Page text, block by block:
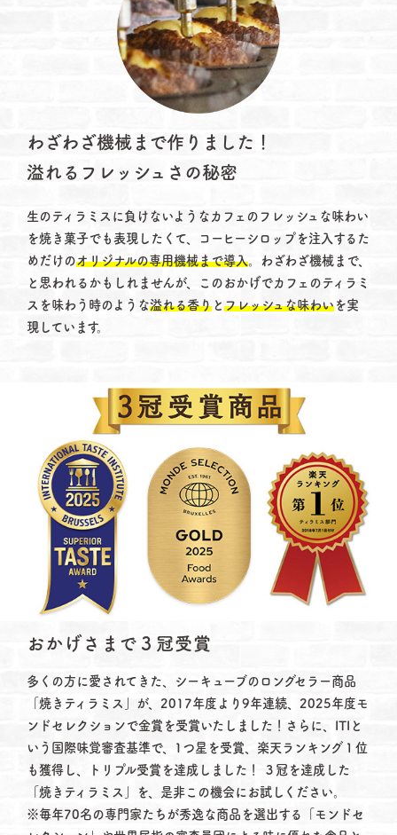
わざわざ機械まで作りました！
溢れるフレッシュさの秘密
生のティラミスに負けないようなカフェのフレッシュな味わい
を焼き菓子でも表現したくて、コーヒーシロップを注入するた
めだけのオリジナルの専用機械まで導入。わざわざ機械まで、
と思われるかもしれませんが、このおかげでカフェのティラミ
スを味わう時のような溢れる香り と フレッシュな味わい を実
現しています。
おかげさまで３冠受賞
多くの方に愛されてきた、シーキューブのロングセラー商品
「焼きティラミス」が、2017年度より9年連続、2025年度モ
ンドセレクションで金賞を受賞いたしました！さらに、ITIと
いう国際味覚審査基準で、1つ星を受賞、楽天ランキング１位
も獲得し、トリプル受賞を達成しました！ ３冠を達成した
「焼きティラミス」を、是非この機会にお試しください。
※毎年70名の専門家たちが秀逸な商品を選出する「モンドセ